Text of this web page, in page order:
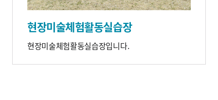
현장미술체험활동실습장
현장미술체험활동실습장입니다.